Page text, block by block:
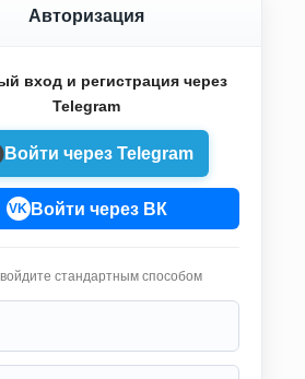
Авторизация
вход и регистрация через
Telegram
Войти через Telegram
VK Войти через ВК
стандартным способом